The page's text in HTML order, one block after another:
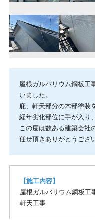
屋根ガルバリウム鋼板工
いました。
庇、軒天部分の木部塗装
経年劣化部位に手が入り
この度は数ある建築会社
任せ頂きありがとうござ
【施工内容】
屋根ガルバリウム鋼板工
軒天工事